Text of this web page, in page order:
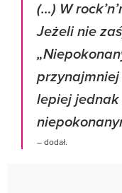
(…) W
Jeżeli nie
lepiej jednak
– dodał.